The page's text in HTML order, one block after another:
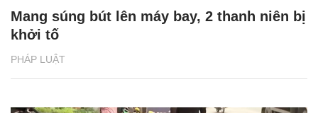
PHÁP LUẬT
Mang súng bút lên máy bay, 2 thanh niên bị
khởi tố